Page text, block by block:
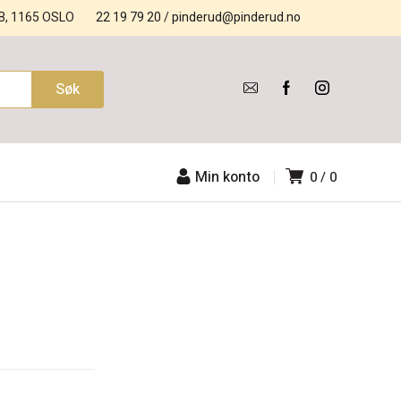
22 19 79 20/pinderud@pinderud.no
1165 OSLO
0 0
Min konto